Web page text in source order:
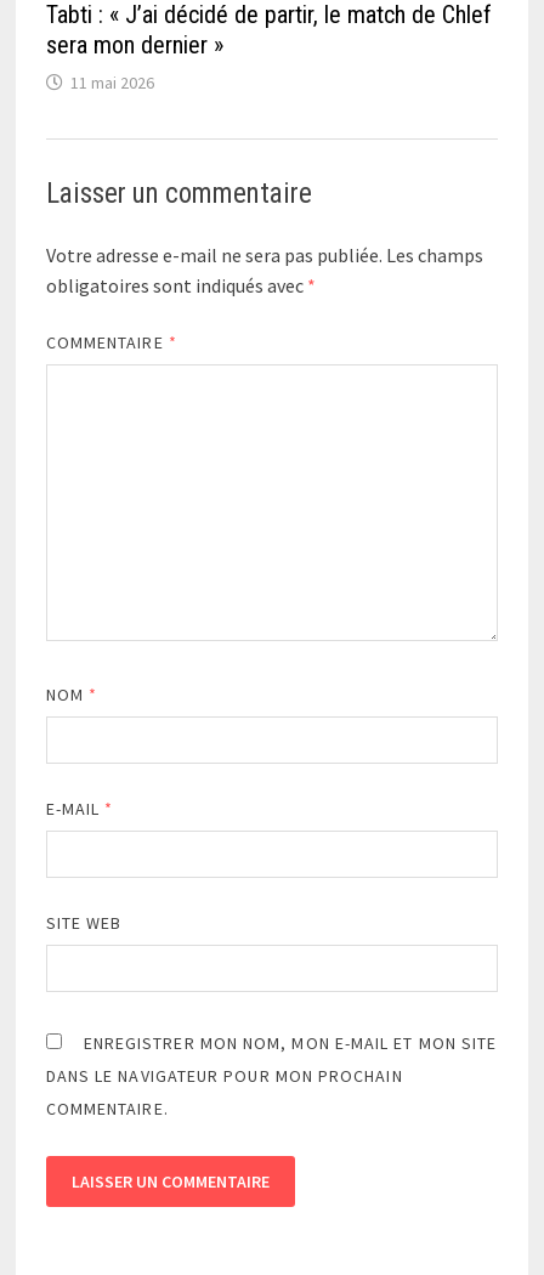
Tabti : « J’ai décidé de partir, le match de Chlef
sera mon dernier »
11 mai 2026
Laisser un commentaire
Votre adresse e-mail ne sera pas publiée. Les champs
obligatoires sont indiqués avec *
COMMENTAIRE *
NOM *
E-MAIL *
SITE WEB
ENREGISTRER MON NOM, MON E-MAIL ET MON SITE
DANS LE NAVIGATEUR POUR MON PROCHAIN
COMMENTAIRE.